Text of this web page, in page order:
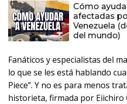
Cómo
afectadas
Venezuela
del mundo)
Fanáticos y especialistas del
lo que se les está hablando
Piece”. Y no es para menos
historieta, firmada por Eiichiro